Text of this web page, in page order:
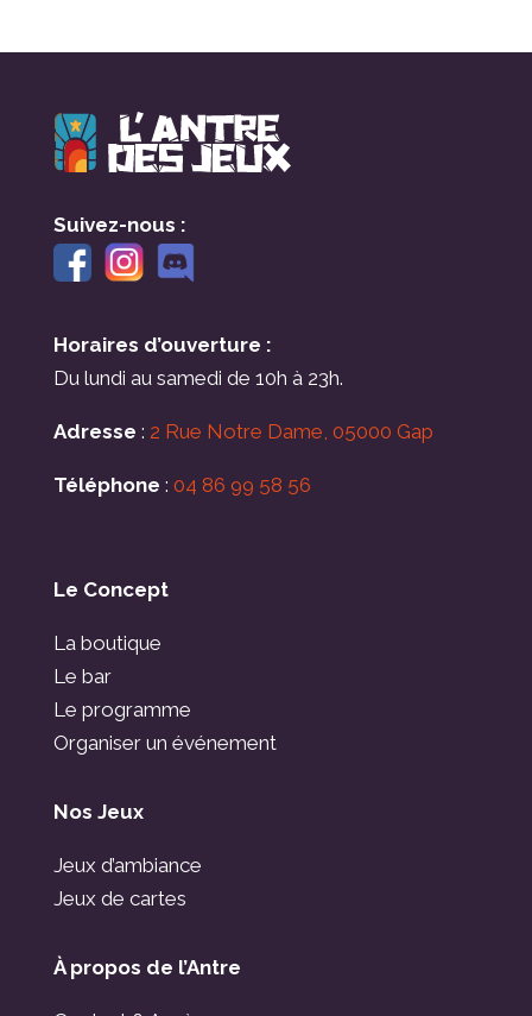
Suivez-nous :
Horaires d’ouverture :
Du lundi au samedi de 10h à 23h.
Adresse : 2 Rue Notre Dame, 05000 Gap
Téléphone : 04 86 99 58 56
Le Concept
La boutique
Le bar
Le programme
Organiser un événement
Nos Jeux
Jeux d’ambiance
Jeux de cartes
À propos de l’Antre